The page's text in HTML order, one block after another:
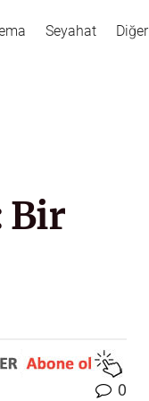
Seyahat Diğer
Bir
0